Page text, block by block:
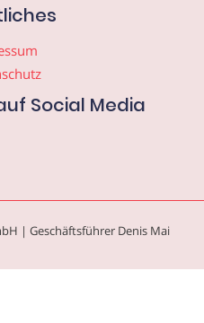
Social Media
| Geschäftsführer Denis Mai